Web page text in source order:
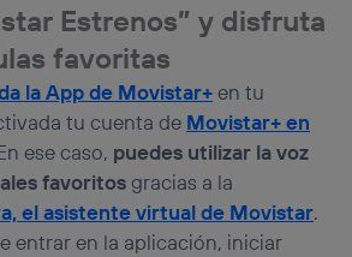
Estrenos” y disfruta
favoritas
la App de Movistar+en tu
tu cuenta de Movistar+ en
ese caso, puedes utilizar la voz
favoritos gracias a la
el asistente virtual de Movistar.
entrar en la aplicación, iniciar